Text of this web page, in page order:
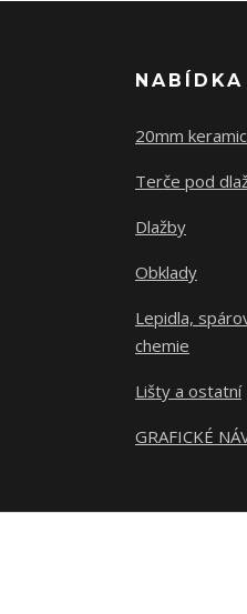
NABÍDKA
20mm
Terče pod
Dlažby
Obklady
Lepidla,
chemie
Lišty a ostatní
GRAFICKÉ